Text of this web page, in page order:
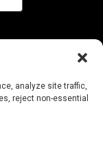
analyze site traffic,
reject non-essential